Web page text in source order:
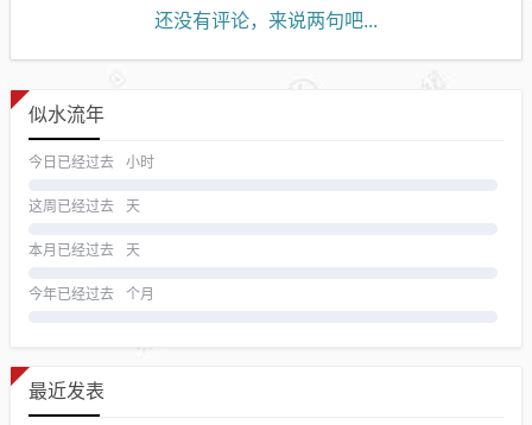
还没有评论，来说两句吧...
似水流年
今日已经过去 小时
这周已经过去 天
本月已经过去 天
今年已经过去 个月
最近发表